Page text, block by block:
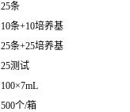
25条
10条+10培养基
25条+25培养基
25测试
100×7mL
500个/箱